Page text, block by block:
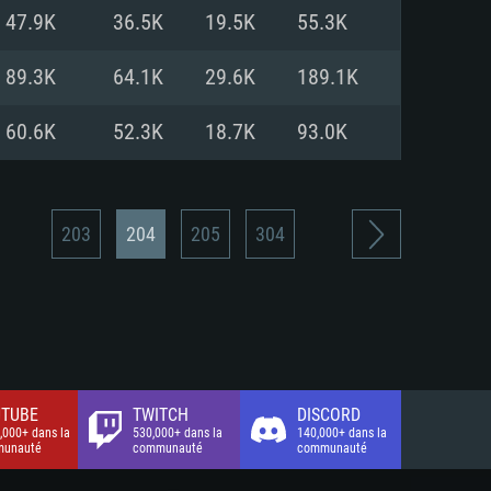
(client complet)
(client complet)
(client complet)
47.9K 36.5K 19.5K 55.3K
89.3K 64.1K 29.6K 189.1K
60.6K 52.3K 18.7K 93.0K
203 204 205 304
dans la
TWITCH
530,000+ dans la
communauté
DISCORD
140,000+ dans la
communauté